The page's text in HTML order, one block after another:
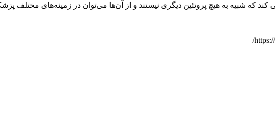
کند که شبیه به هیچ پروتئین دیگری نیستند و از آن‌ها می‌توان در زمینه‌های مختلف